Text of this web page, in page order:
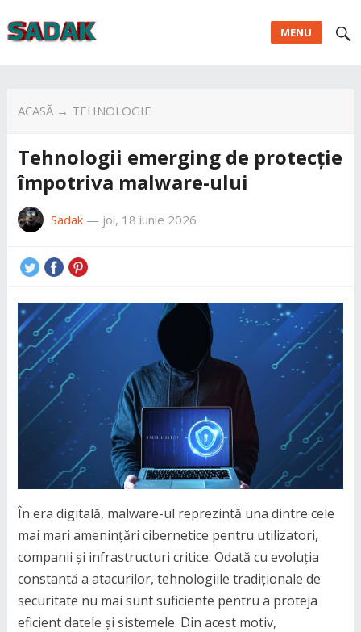
MENU
ACASĂ→ TEHNOLOGIE
Tehnologii emerging de protecție
împotriva malware-ului
Sadak— joi, 18 iunie 2026
În era digitală, malware-ul reprezintă una dintre cele
mai mari amenințări cibernetice pentru utilizatori,
companii și infrastructuri critice. Odată cu evoluția
constantă a atacurilor, tehnologiile tradiționale de
securitate nu mai sunt suficiente pentru a proteja
eficient datele și sistemele. Din acest motiv,